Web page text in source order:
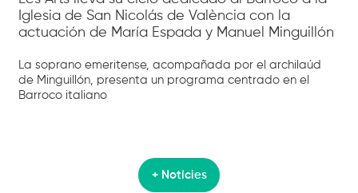
Iglesia de San Nicolás de València con la
actuación de María Espada y Manuel Minguillón
La soprano emeritense, acompañada por el archilaúd
de Minguillón, presenta un programa centrado en el
Barroco italiano
+ Notícies